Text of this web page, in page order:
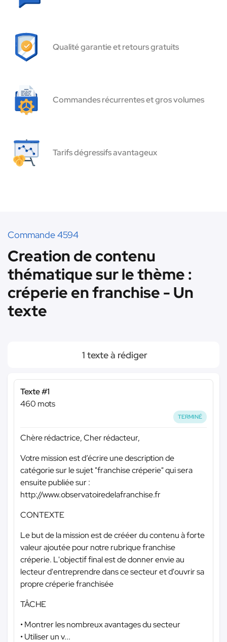
Qualité garantie et retours gratuits
Commandes récurrentes et gros volumes
Tarifs dégressifs avantageux
Commande 4594
Creation de contenu
thématique sur le thème :
créperie en franchise - Un
texte
1 texte à rédiger
Texte #1
460 mots
TERMINÉ
Chère rédactrice, Cher rédacteur,
Votre mission est d’écrire une description de
catégorie sur le sujet "franchise créperie" qui sera
ensuite publiée sur :
http://www.observatoiredelafranchise.fr
CONTEXTE
Le but de la mission est de crééer du contenu à forte
valeur ajoutée pour notre rubrique franchise
créperie. L'objectif final est de donner envie au
lecteur d'entreprendre dans ce secteur et d'ouvrir sa
propre créperie franchisée
TÂCHE
• Montrer les nombreux avantages du secteur
• Utiliser un v...